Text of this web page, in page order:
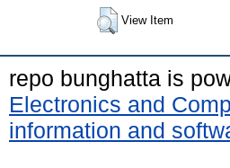
View Item
repo bunghatta is
Electronics and
information and